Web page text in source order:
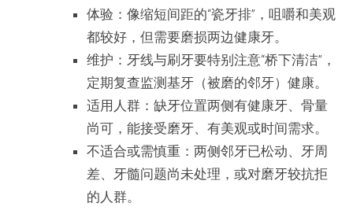
体验：像缩短间距的“瓷牙排”，咀嚼和美观
都较好，但需要磨损两边健康牙。
维护：牙线与刷牙要特别注意“桥下清洁”，
定期复查监测基牙（被磨的邻牙）健康。
适用人群：缺牙位置两侧有健康牙、骨量
尚可，能接受磨牙、有美观或时间需求。
不适合或需慎重：两侧邻牙已松动、牙周
差、牙髓问题尚未处理，或对磨牙较抗拒
的人群。